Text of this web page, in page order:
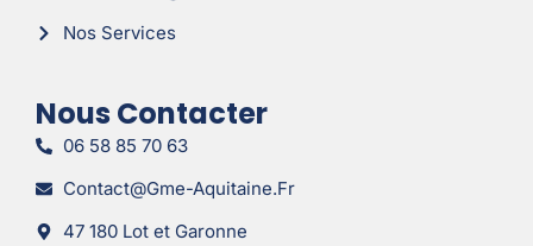
Nos Services
Nous Contacter
06 58 85 70 63
Contact@gme-Aquitaine.fr
47 180 Lot et Garonne